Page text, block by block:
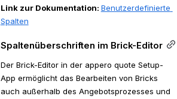
Link zur Dokumentation: Benutzerdefinierte
Spalten
Spaltenüberschriften im Brick-Editor
Der Brick-Editor in der appero quote Setup-
App ermöglicht das Bearbeiten von Bricks
auch außerhalb des Angebotsprozesses und